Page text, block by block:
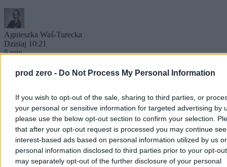
prod zero - Do Not Process My Personal Information
If you wish to opt-out of the sale, sharing to third parties, or
your personal or sensitive information for targeted advertising by
please use the below opt-out section to confirm your selection.
that after your opt-out request is processed you may continue
interest-based ads based on personal information utilized by us or
personal information disclosed to third parties prior to your opt-
may separately opt-out of the further disclosure of your personal
Agnieszka Waś-Turecka
Dzisiaj 10:21
5 min
Reklama